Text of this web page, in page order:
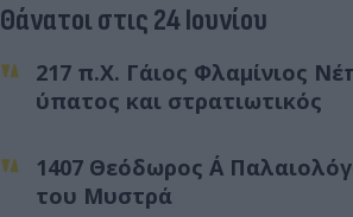
Θάνατοι στις 24 Ιουνίου
217 π.Χ. Γάιος Φλαμίνιος
ύπατος και στρατιωτικός
1407 Θεόδωρος Α΄
του Μυστρά